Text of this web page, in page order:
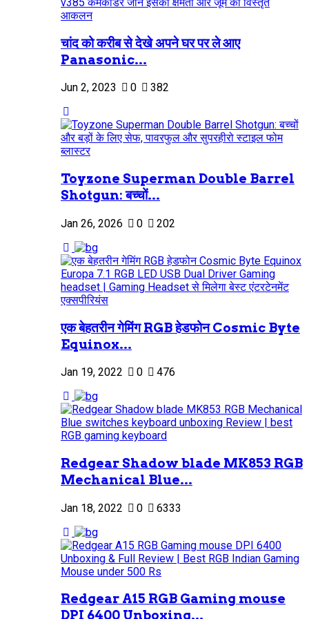
चांद को करीब से देखे अपने घर पर ले आए
Panasonic...
Jun 2, 2023 0 382
Toyzone Superman Double Barrel
Shotgun: बच्चों...
Jan 26, 2026 0 202
एक बेहतरीन गेमिंग RGB हेडफोन Cosmic Byte
Equinox...
Jan 19, 2022 0 476
Redgear Shadow blade MK853 RGB
Mechanical Blue...
Jan 18, 2022 0 6333
Redgear A15 RGB Gaming mouse
DPI 6400 Unboxing...